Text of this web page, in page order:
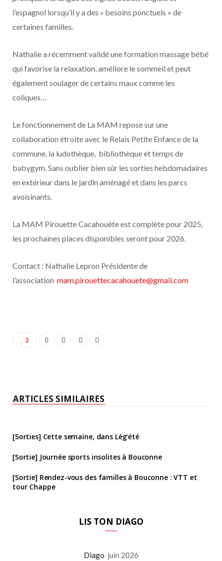
l’espagnol lorsqu’il y a des « besoins ponctuels » de
certaines familles.
Nathalie a récemment validé une formation massage bébé
qui favorise la relaxation, améliore le sommeil et peut
également soulager de certains maux comme les
coliques…
Le fonctionnement de La MAM repose sur une
collaboration étroite avec le Relais Petite Enfance de la
commune, la ludothèque, bibliothèque et temps de
babygym. Sans oublier bien sûr les sorties hebdomadaires
en extérieur dans le jardin aménagé et dans les parcs
avoisinants.
La MAM Pirouette Cacahouète est complète pour 2025,
les prochaines places disponibles seront pour 2026.
Contact : Nathalie Lepron Présidente de
l’association mam.pirouettecacahouete@gmail.com
2
ARTICLES SIMILAIRES
[Sorties] Cette semaine, dans Lég’été
[Sortie] Journée sports insolites à Bouconne
[Sortie] Rendez-vous des familles à Bouconne : VTT et
tour Chappe
LIS TON DIAGO
Diago juin 2026